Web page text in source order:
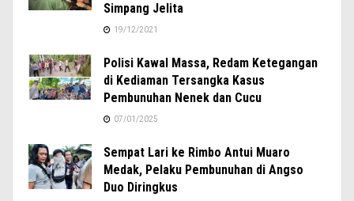
Simpang Jelita
19/12/2021
Polisi Kawal Massa, Redam Ketegangan
di Kediaman Tersangka Kasus
Pembunuhan Nenek dan Cucu
07/01/2025
Sempat Lari ke Rimbo Antui Muaro
Medak, Pelaku Pembunuhan di Angso
Duo Diringkus